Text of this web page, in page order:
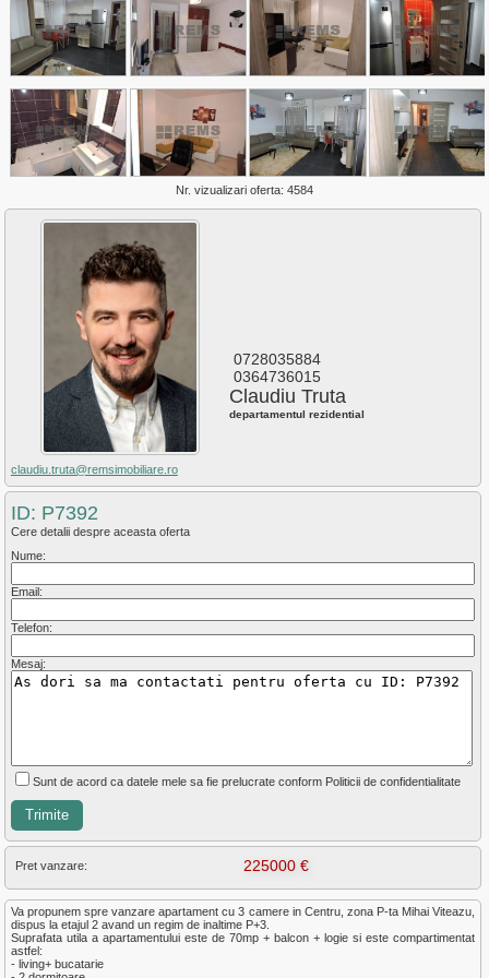
Plopilor
Salicea
Sannicoara
Semicentral
Someseni
Sopor
Zorilor
Nr. vizualizari oferta: 4584
0728035884
0364736015
Claudiu Truta
departamentul rezidential
claudiu.truta@remsimobiliare.ro
ID: P7392
Cere detalii despre aceasta oferta
Nume:
Email:
Telefon:
Mesaj:
Sunt de acord ca datele mele sa fie prelucrate conform Politicii de confidentialitate
Pret vanzare: 225000 €
Va propunem spre vanzare apartament cu 3 camere in Centru, zona P-ta Mihai Viteazu,
dispus la etajul 2 avand un regim de inaltime P+3.
Suprafata utila a apartamentului este de 70mp + balcon + logie si este compartimentat
astfel:
- living+ bucatarie